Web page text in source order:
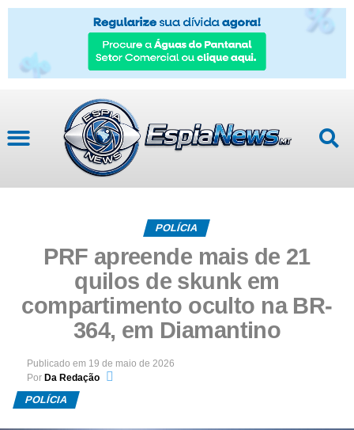
POLÍCIA
PRF apreende mais de 21
quilos de skunk em
compartimento oculto na BR-
364, em Diamantino
Publicado em 19 de maio de 2026
Por Da Redação
POLÍCIA